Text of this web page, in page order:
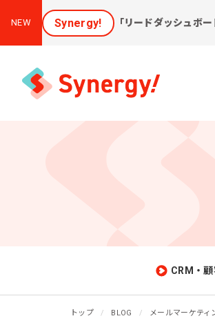
NEW Synergy! 「リードダッシュボー
見込み顧客に買ってほしい
リピーターを増やしたい
CRM・
トップ BLOG メールマーケティ